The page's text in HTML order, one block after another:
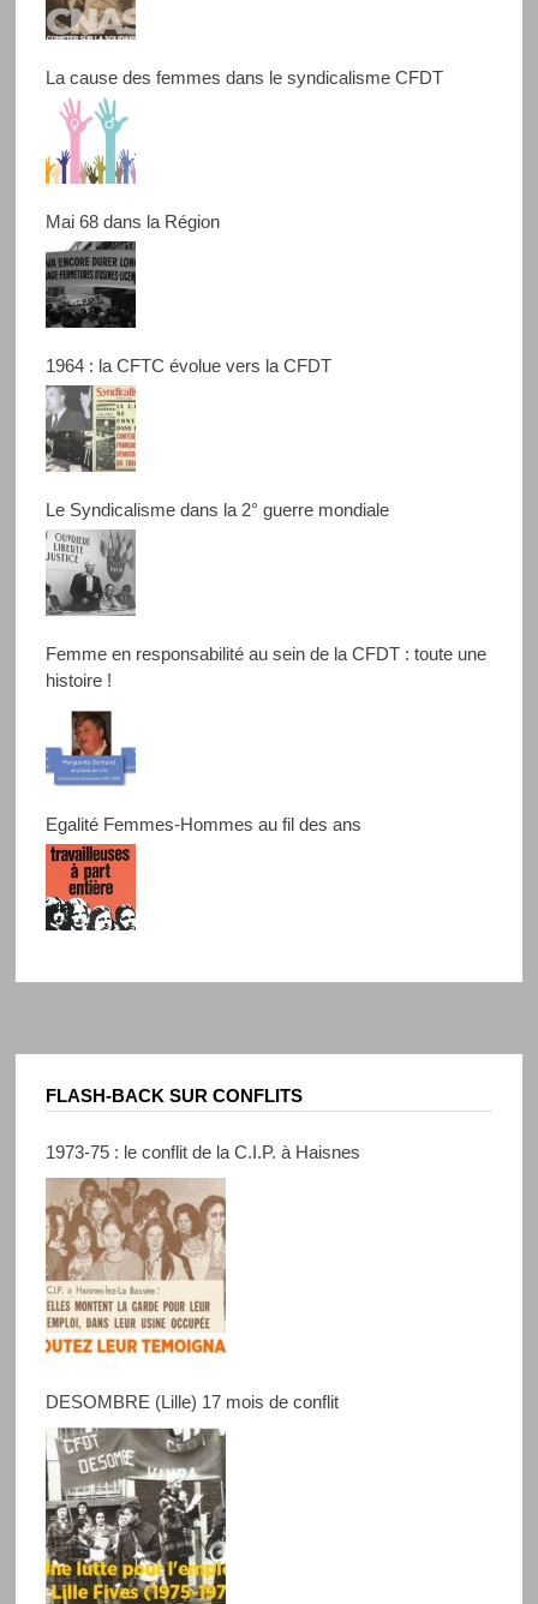
La cause des femmes dans le syndicalisme CFDT
Mai 68 dans la Région
1964 : la CFTC évolue vers la CFDT
Le Syndicalisme dans la 2° guerre mondiale
Femme en responsabilité au sein de la CFDT : toute une
histoire !
Egalité Femmes-Hommes au fil des ans
FLASH-BACK SUR CONFLITS
1973-75 : le conflit de la C.I.P. à Haisnes
DESOMBRE (Lille) 17 mois de conflit